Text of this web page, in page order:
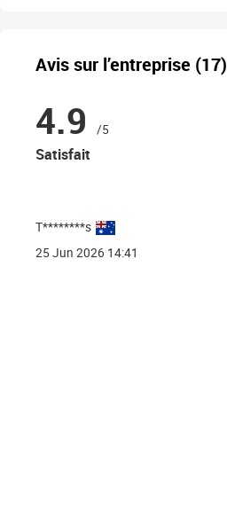
Avis sur l’entreprise (17)
4.9 /5
Satisfait
T********s
25 Jun 2026 14:41